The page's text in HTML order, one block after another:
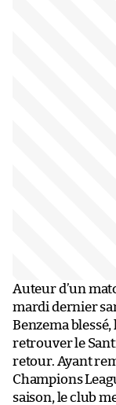
Auteur d’un
mardi dernier
Benzema blessé,
retrouver le
retour. Ayant
Champions
saison, le club